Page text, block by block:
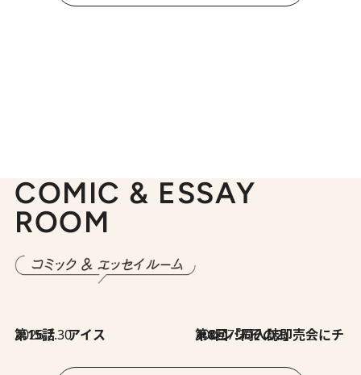
COMIC & ESSAY
ROOM
2026.7.30
第15話 アイス 2026.7.30
第8回「同人誌即売会にチャレンジ その2」